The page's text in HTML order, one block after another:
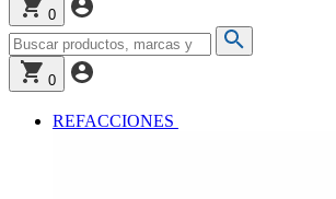
0
0
REFACCIONES